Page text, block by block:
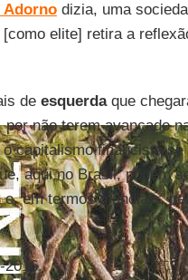
Adornodizia, uma
elite] retira a
de esquerdaque
por não terem avançado
capitalismo financista se
aqui no Brasil, podem
e, em termos mundiais,
2016.